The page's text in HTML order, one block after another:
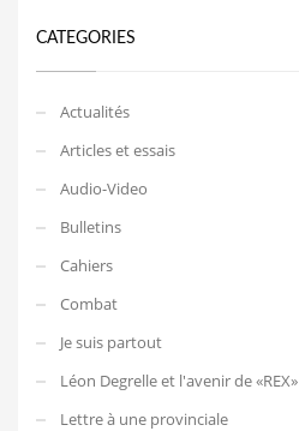
CATEGORIES
Actualités
Articles et essais
Audio-Video
Bulletins
Cahiers
Combat
Je suis partout
Léon Degrelle et l'avenir de «REX»
Lettre à une provinciale